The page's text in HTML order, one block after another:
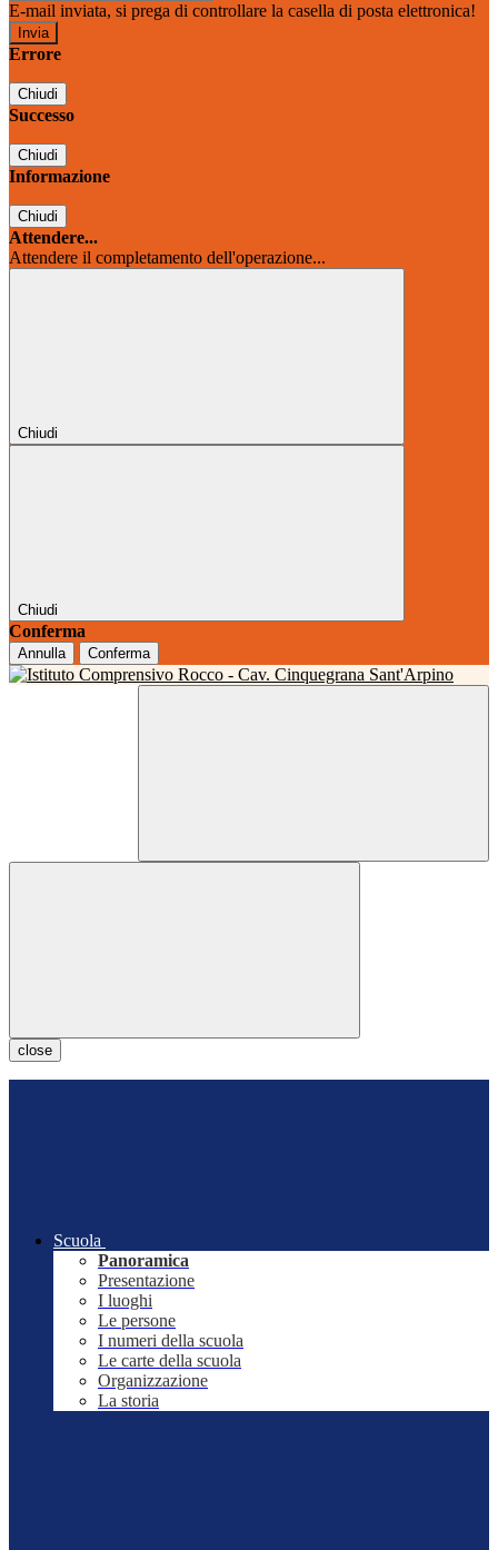
E-mail inviata, si prega di controllare la casella di posta elettronica!
Errore
Chiudi
Successo
Chiudi
Informazione
Chiudi
Attendere...
Attendere il completamento dell'operazione...
Chiudi
Chiudi
Conferma
Annulla Conferma
close
Scuola
Panoramica
Presentazione
I luoghi
Le persone
I numeri della scuola
Le carte della scuola
Organizzazione
La storia